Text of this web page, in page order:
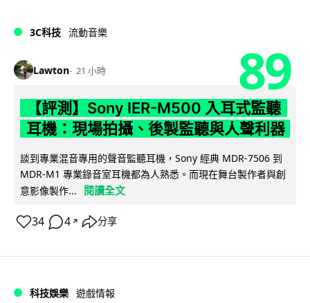
3C科技 流動音樂
Lawton 21 小時 89
【評測】Sony IER-M500 入耳式監聽
耳機：現場拍攝、後製監聽與人聲利器
談到專業混音專用的聲音監聽耳機，Sony 經典 MDR-7506 到
MDR-M1 專業錄音室耳機都為人熟悉。而現在舞台製作者與創
意影像製作...
閱讀全文
34 4 ↗ 分享
科技娛樂 遊戲情報